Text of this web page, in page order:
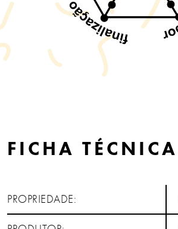
FICHA TÉCNICA
PROPRIEDADE: